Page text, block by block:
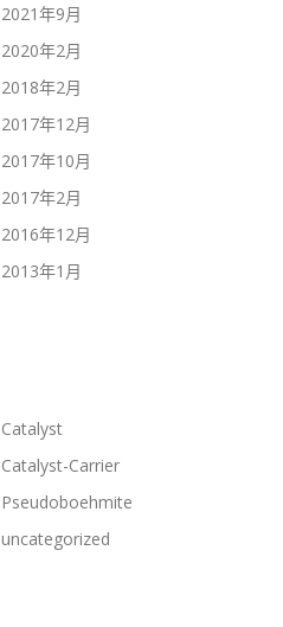
2021年9月
2020年2月
2018年2月
2017年12月
2017年10月
2017年2月
2016年12月
2013年1月
Catalyst
Catalyst-Carrier
Pseudoboehmite
uncategorized